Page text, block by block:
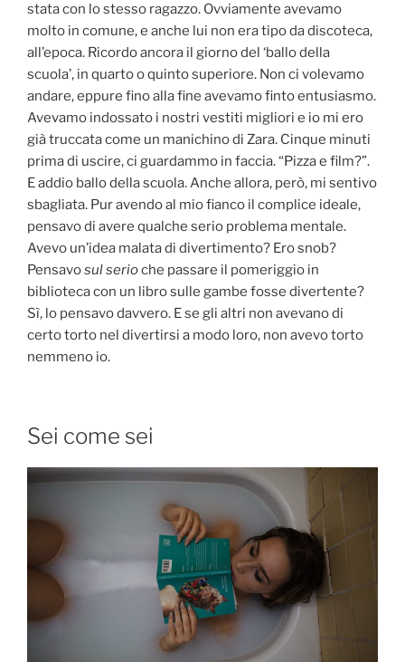
stata con lo stesso ragazzo. Ovviamente avevamo
molto in comune, e anche lui non era tipo da discoteca,
all’epoca. Ricordo ancora il giorno del ‘ballo della
scuola’, in quarto o quinto superiore. Non ci volevamo
andare, eppure fino alla fine avevamo finto entusiasmo.
Avevamo indossato i nostri vestiti migliori e io mi ero
già truccata come un manichino di Zara. Cinque minuti
prima di uscire, ci guardammo in faccia. “Pizza e film?”.
E addio ballo della scuola. Anche allora, però, mi sentivo
sbagliata. Pur avendo al mio fianco il complice ideale,
pensavo di avere qualche serio problema mentale.
Avevo un’idea malata di divertimento? Ero snob?
Pensavosul serioche passare il pomeriggio in
biblioteca con un libro sulle gambe fosse divertente?
Sì, lo pensavo davvero. E se gli altri non avevano di
certo torto nel divertirsi a modo loro, non avevo torto
nemmeno io.
Sei come sei